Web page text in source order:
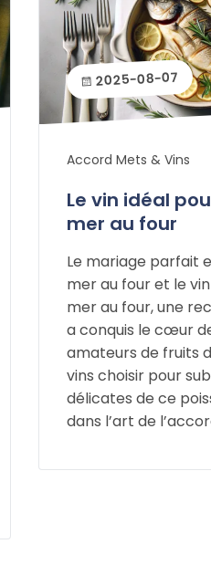
2025-08-07
Accord Mets & Vins
Le vin idéal
mer au four
Le mariage parfait
mer au four et le
mer au four, une
a conquis le cœur
amateurs de fruits
vins choisir pour
délicates de ce
dans l’art de